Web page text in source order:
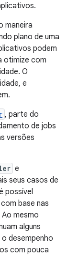
maneira
plano de uma
podem
otimize com
O
e
, parte do
de jobs
versões
e
seus casos de
possível
base nas
mesmo
alguns
desempenho
com pouca